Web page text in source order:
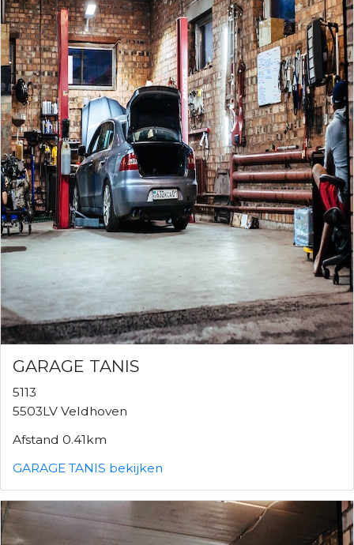
GARAGE TANIS
5113
5503LV Veldhoven
Afstand 0.41km
GARAGE TANIS bekijken